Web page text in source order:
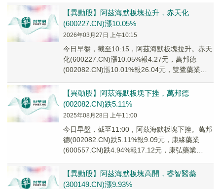
【異動股】阿茲海默板塊拉升，赤天化
(600227.CN)漲10.05%
2026年03月27日 上午10:15
今日早盤，截至10:15，阿茲海默板塊拉升。赤天
化(600227.CN)漲10.05%報4.27元，萬邦德
(002082.CN)漲10.01%報26.04元，雙鹭藥業
【異動股】阿茲海默板塊下挫，萬邦德
(002082.CN)跌5.11%
2025年08月28日 上午11:00
今日早盤，截至11:00，阿茲海默板塊下挫。萬邦
德(002082.CN)跌5.11%報9.09元，康緣藥業
(600557.CN)跌4.94%報17.12元，康弘藥業
【異動股】阿茲海默板塊高開，睿智醫藥
(300149.CN)漲9.93%